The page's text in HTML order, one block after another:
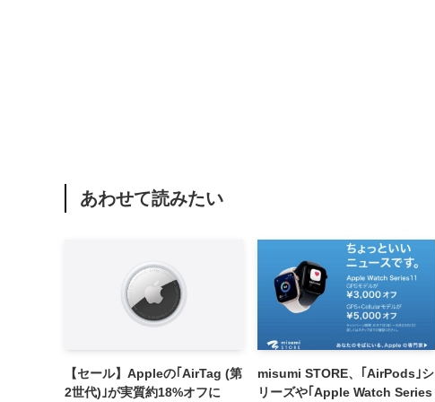
あわせて読みたい
【セール】Appleの｢AirTag (第
2世代)｣が実質約18%オフに
misumi STORE、｢AirPods｣シ
リーズや｢Apple Watch Series